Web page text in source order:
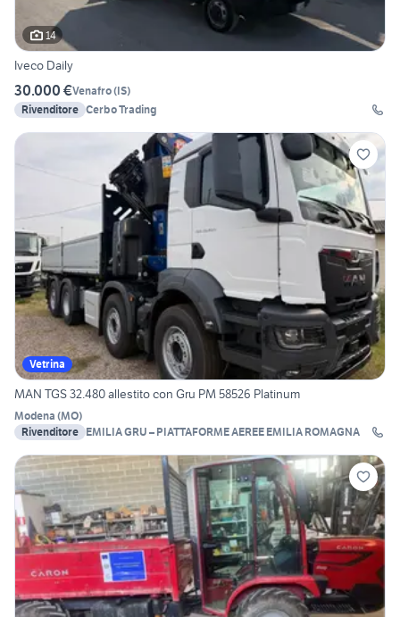
14
Iveco Daily
30.000 €Venafro(IS)
Rivenditore Cerbo Trading
Vetrina
MAN TGS 32.480 allestito con Gru PM 58526 Platinum
Modena (MO)
Rivenditore EMILIA GRU – PIATTAFORME AEREE EMILIA ROMAGNA